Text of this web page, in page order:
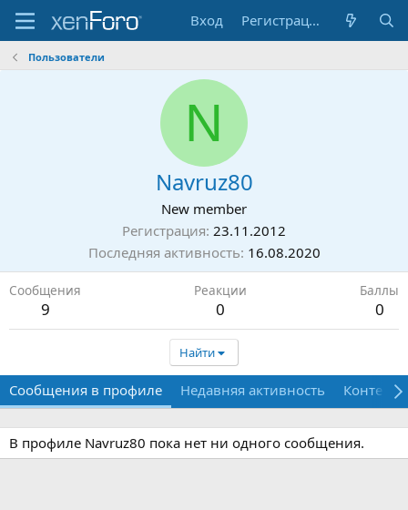
Вход Регистрация
Пользователи
N
Navruz80
New member
Регистрация 23.11.2012
Последняя активность 16.08.2020
Сообщения
9
Реакции
0
Баллы
0
Найти
Сообщения в профиле Недавняя активность Контент
В профиле Navruz80 пока нет ни одного сообщения.